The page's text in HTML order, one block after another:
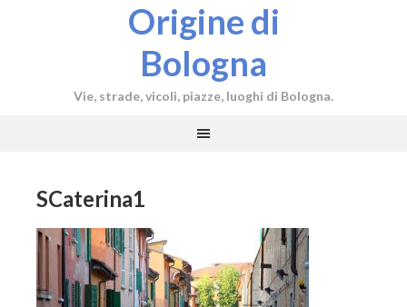
Origine di
Bologna
Vie, strade, vicoli, piazze, luoghi di Bologna.
SCaterina1